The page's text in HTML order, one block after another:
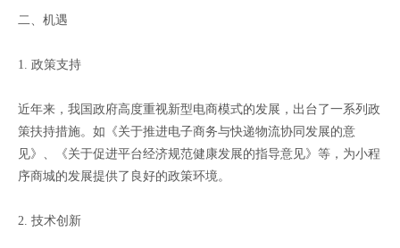
二、机遇
1. 政策支持
近年来，我国政府高度重视新型电商模式的发展，出台了一系列政
策扶持措施。如《关于推进电子商务与快递物流协同发展的意
见》、《关于促进平台经济规范健康发展的指导意见》等，为小程
序商城的发展提供了良好的政策环境。
2. 技术创新